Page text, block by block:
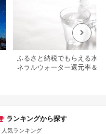
ふるさと納税でもらえる水・
ネラルウォーター還元率＆レ
ランキングから探す
人気ランキング